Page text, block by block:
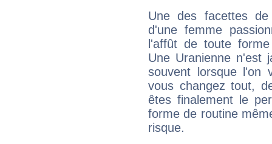
Une des facettes
d'une femme
l'affût de toute
Une Uranienne n'est
souvent lorsque l'on
vous changez tout,
êtes finalement le
forme de routine
risque.